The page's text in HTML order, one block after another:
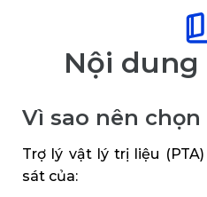
Nội
Vì sao nên
Trợ lý vật lý trị liệu
sát của: